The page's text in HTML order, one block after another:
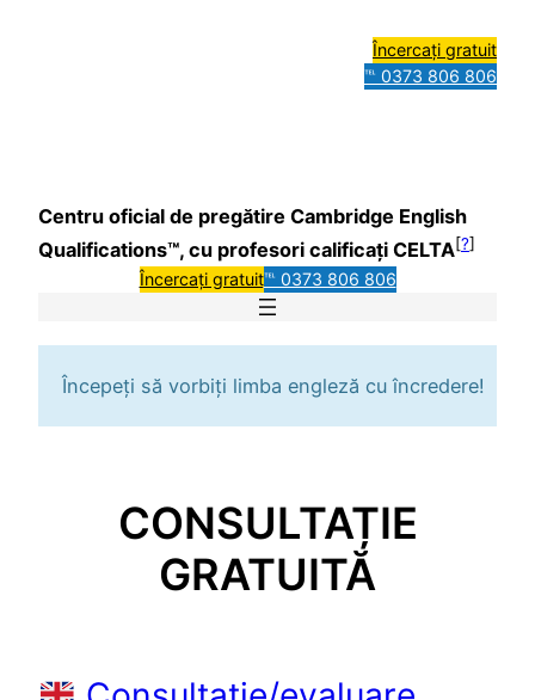
Încercați gratuit
℡ 0373 806 806
Centru oficial de pregătire Cambridge English
Qualifications™, cu profesori calificați CELTA[?]
Încercați gratuit℡ 0373 806 806
Începeți să vorbiți limba engleză cu încredere!
CONSULTAȚIE
GRATUITĂ